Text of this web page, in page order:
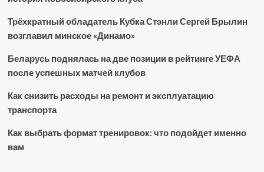
Трёхкратный обладатель Кубка Стэнли Сергей Брылин
возглавил минское «Динамо»
Беларусь поднялась на две позиции в рейтинге УЕФА
после успешных матчей клубов
Как снизить расходы на ремонт и эксплуатацию
транспорта
Как выбрать формат тренировок: что подойдет именно
вам